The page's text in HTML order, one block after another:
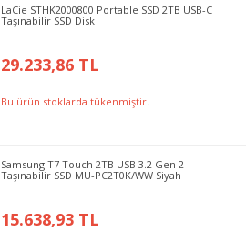
LaCie STHK2000800 Portable SSD 2TB USB-C
Taşınabilir SSD Disk
29.233,86 TL
Bu ürün stoklarda tükenmiştir.
Samsung T7 Touch 2TB USB 3.2 Gen 2
Taşınabilir SSD MU-PC2T0K/WW Siyah
15.638,93 TL